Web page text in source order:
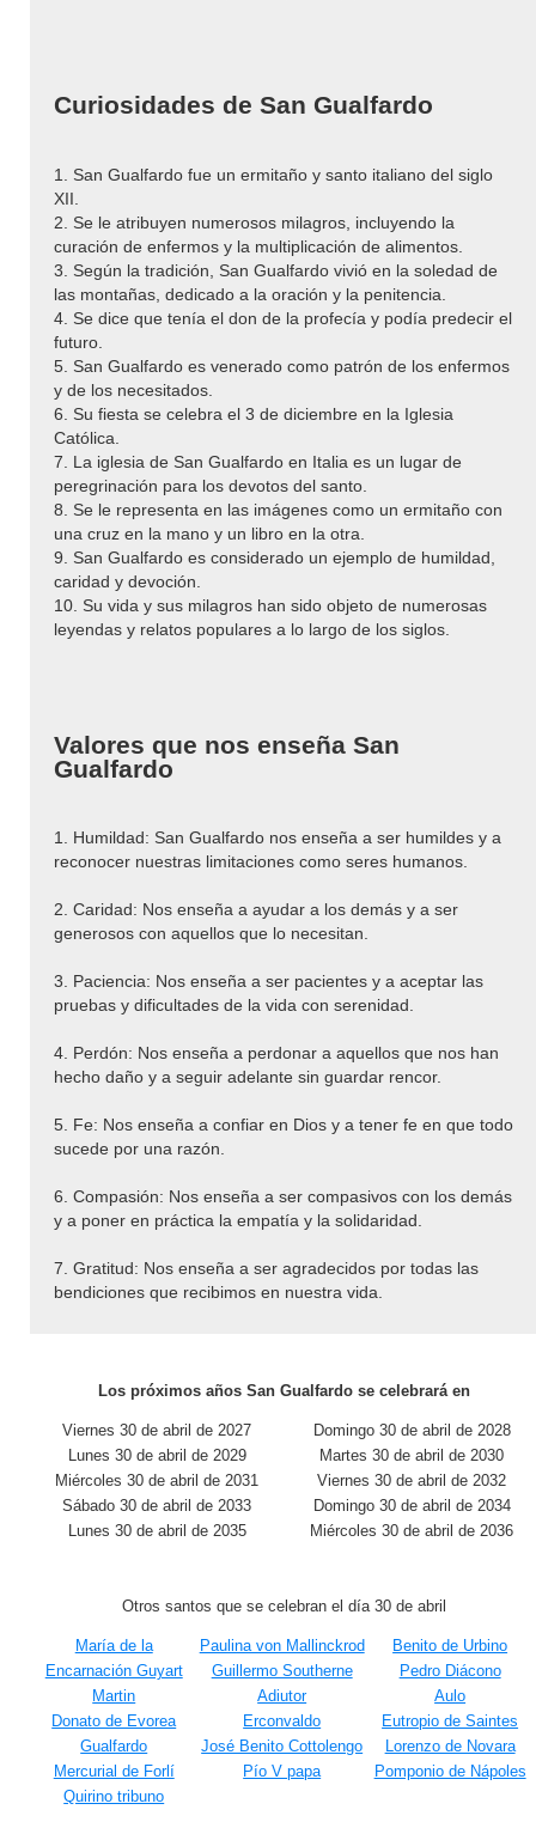
Curiosidades de San Gualfardo
1. San Gualfardo fue un ermitaño y santo italiano del siglo
XII.
2. Se le atribuyen numerosos milagros, incluyendo la
curación de enfermos y la multiplicación de alimentos.
3. Según la tradición, San Gualfardo vivió en la soledad de
las montañas, dedicado a la oración y la penitencia.
4. Se dice que tenía el don de la profecía y podía predecir el
futuro.
5. San Gualfardo es venerado como patrón de los enfermos
y de los necesitados.
6. Su fiesta se celebra el 3 de diciembre en la Iglesia
Católica.
7. La iglesia de San Gualfardo en Italia es un lugar de
peregrinación para los devotos del santo.
8. Se le representa en las imágenes como un ermitaño con
una cruz en la mano y un libro en la otra.
9. San Gualfardo es considerado un ejemplo de humildad,
caridad y devoción.
10. Su vida y sus milagros han sido objeto de numerosas
leyendas y relatos populares a lo largo de los siglos.
Valores que nos enseña San
Gualfardo
1. Humildad: San Gualfardo nos enseña a ser humildes y a
reconocer nuestras limitaciones como seres humanos.
2. Caridad: Nos enseña a ayudar a los demás y a ser
generosos con aquellos que lo necesitan.
3. Paciencia: Nos enseña a ser pacientes y a aceptar las
pruebas y dificultades de la vida con serenidad.
4. Perdón: Nos enseña a perdonar a aquellos que nos han
hecho daño y a seguir adelante sin guardar rencor.
5. Fe: Nos enseña a confiar en Dios y a tener fe en que todo
sucede por una razón.
6. Compasión: Nos enseña a ser compasivos con los demás
y a poner en práctica la empatía y la solidaridad.
7. Gratitud: Nos enseña a ser agradecidos por todas las
bendiciones que recibimos en nuestra vida.
Los próximos años San Gualfardo se celebrará en
Viernes 30 de abril de 2027
Domingo 30 de abril de 2028
Lunes 30 de abril de 2029
Martes 30 de abril de 2030
Miércoles 30 de abril de 2031
Viernes 30 de abril de 2032
Sábado 30 de abril de 2033
Domingo 30 de abril de 2034
Lunes 30 de abril de 2035
Miércoles 30 de abril de 2036
Otros santos que se celebran el día 30 de abril
María de la
Encarnación Guyart
Martin
Paulina von Mallinckrod
Benito de Urbino
Guillermo Southerne
Pedro Diácono
Adiutor
Aulo
Donato de Evorea
Erconvaldo
Eutropio de Saintes
Gualfardo
José Benito Cottolengo
Lorenzo de Novara
Mercurial de Forlí
Pío V papa
Pomponio de Nápoles
Quirino tribuno